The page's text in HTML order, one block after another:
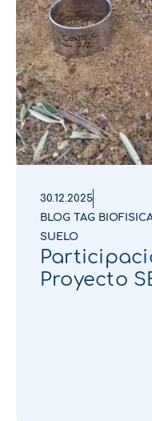
30.12.2025
BLOG TAG
SUELO
Proyecto